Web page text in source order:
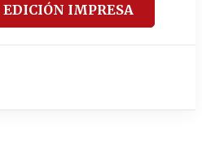
EDICIÓN IMPRESA